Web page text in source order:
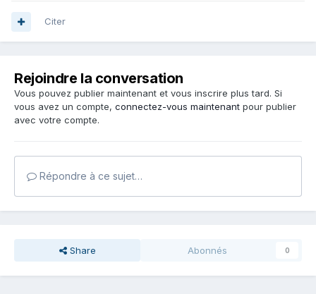
Citer
Rejoindre la conversation
Vous pouvez publier maintenant et vous inscrire plus tard. Si
vous avez un compte, connectez-vous maintenant pour publier
avec votre compte.
Répondre à ce sujet…
Share Abonnés 0